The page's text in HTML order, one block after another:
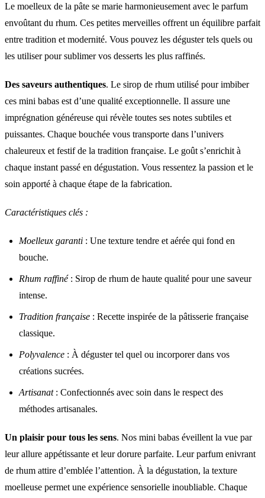
Le moelleux de la pâte se marie harmonieusement avec le parfum
envoûtant du rhum. Ces petites merveilles offrent un équilibre parfait
entre tradition et modernité. Vous pouvez les déguster tels quels ou
les utiliser pour sublimer vos desserts les plus raffinés.
Des saveurs authentiques. Le sirop de rhum utilisé pour imbiber
ces mini babas est d’une qualité exceptionnelle. Il assure une
imprégnation généreuse qui révèle toutes ses notes subtiles et
puissantes. Chaque bouchée vous transporte dans l’univers
chaleureux et festif de la tradition française. Le goût s’enrichit à
chaque instant passé en dégustation. Vous ressentez la passion et le
soin apporté à chaque étape de la fabrication.
Caractéristiques clés :
Moelleux garanti : Une texture tendre et aérée qui fond en
bouche.
Rhum raffiné: Sirop de rhum de haute qualité pour une saveur
intense.
Tradition française : Recette inspirée de la pâtisserie française
classique.
Polyvalence : À déguster tel quel ou incorporer dans vos
créations sucrées.
Artisanat: Confectionnés avec soin dans le respect des
méthodes artisanales.
Un plaisir pour tous les sens. Nos mini babas éveillent la vue par
leur allure appétissante et leur dorure parfaite. Leur parfum enivrant
de rhum attire d’emblée l’attention. À la dégustation, la texture
moelleuse permet une expérience sensorielle inoubliable. Chaque